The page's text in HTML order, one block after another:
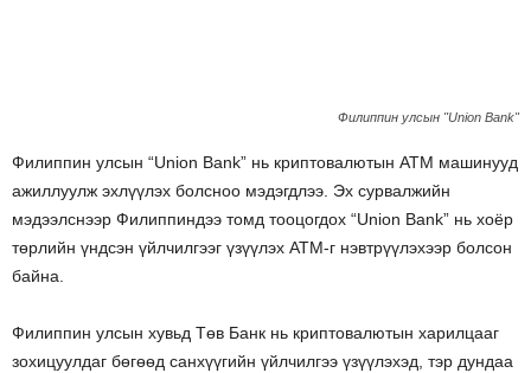
Филиппин улсын "Union Bank"
Филиппин улсын “Union Bank” нь криптовалютын ATM машинууд
ажиллуулж эхлүүлэх болсноо мэдэгдлээ. Эх сурвалжийн
мэдээлснээр Филиппиндээ томд тооцогдох “Union Bank” нь хоёр
төрлийн үндсэн үйлчилгээг үзүүлэх ATM-г нэвтрүүлэхээр болсон
байна.
Филиппин улсын хувьд Төв Банк нь криптовалютын харилцааг
зохицуулдаг бөгөөд санхүүгийн үйлчилгээ үзүүлэхэд, тэр дундаа